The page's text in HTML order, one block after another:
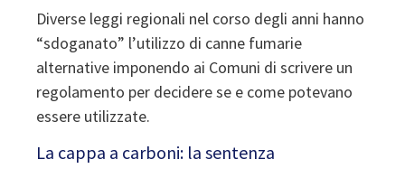
Diverse leggi regionali nel corso degli anni hanno
“sdoganato” l’utilizzo di canne fumarie
alternative imponendo ai Comuni di scrivere un
regolamento per decidere se e come potevano
essere utilizzate.
La cappa a carboni: la sentenza